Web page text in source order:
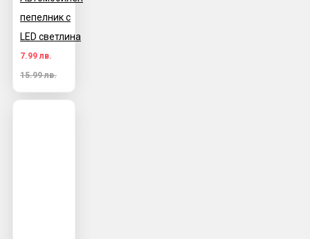
пепелник с
LED светлина
7.99 лв.
15.99 лв.